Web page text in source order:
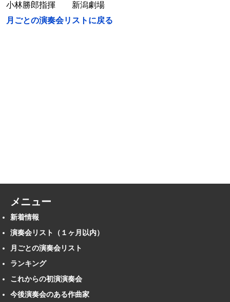
小林勝郎指揮 新潟劇場
月ごとの演奏会リストに戻る
メニュー
新着情報
演奏会リスト（１ヶ月以内）
月ごとの演奏会リスト
ランキング
これからの初演演奏会
今後演奏会のある作曲家